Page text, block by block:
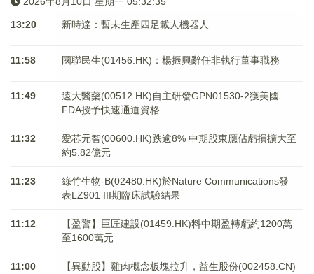
13:20 新時達：暫未生產四足載人機器人
11:58 國聯民生(01456.HK)：楊振興辭任非執行董事職務
11:49
遠大醫藥(00512.HK)自主研發GPN01530-2獲美國
FDA授予快速通道資格
11:32
愛芯元智(00600.HK)跌逾8% 中期股東應佔虧損擴大至
約5.82億元
11:23
綠竹生物-B(02480.HK)於Nature Communications發
表LZ901 III期臨床試驗結果
11:12
【盈警】巨匠建設(01459.HK)料中期盈轉虧約1200萬
至1600萬元
11:00
【異動股】雞肉概念板塊拉升，益生股份(002458.CN)